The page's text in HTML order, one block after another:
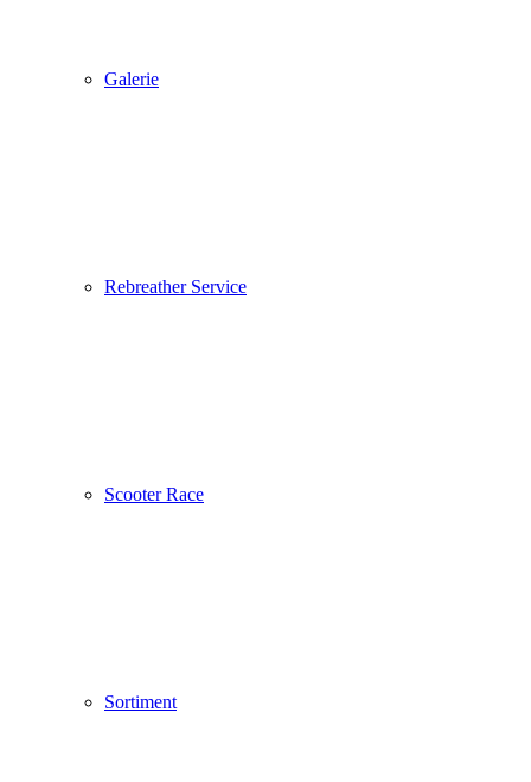
Galerie
Rebreather Service
Scooter Race
Sortiment